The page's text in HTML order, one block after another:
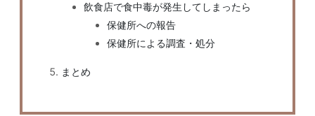
飲食店で食中毒が発生してしまったら
保健所への報告
保健所による調査・処分
まとめ